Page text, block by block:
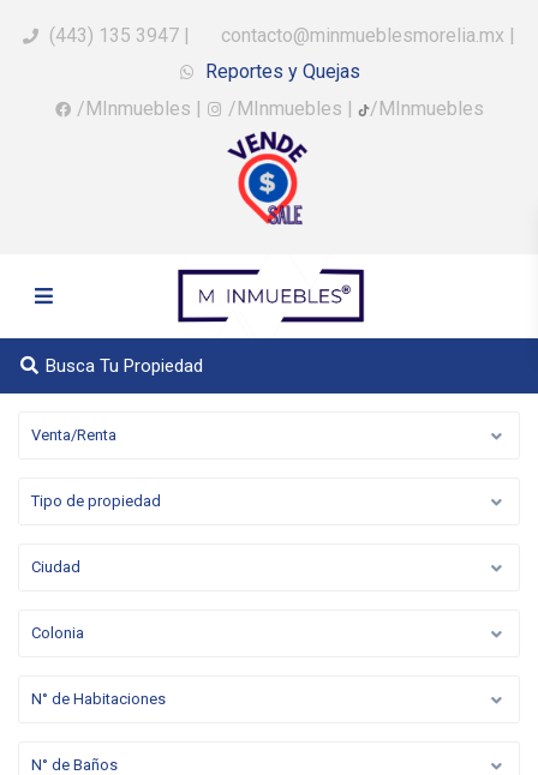
(443) 135 3947 | contacto@minmueblesmorelia.mx |
Reportes y Quejas
/MInmuebles | /MInmuebles | /MInmuebles
Busca Tu Propiedad
Venta/Renta
Tipo de propiedad
Ciudad
Colonia
N° de Habitaciones
N° de Baños